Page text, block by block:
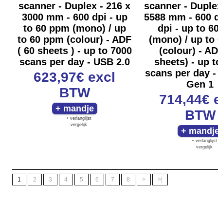
scanner - Duplex - 216 x
3000 mm - 600 dpi - up
to 60 ppm (mono) / up
to 60 ppm (colour) - ADF
( 60 sheets ) - up to 7000
scans per day - USB 2.0
623,97€ excl
BTW
+ verlanglijst
vergelijk
scanner -
5588 mm - 600
dpi - up to
(mono) / up to
(colour) -
sheets) - up
scans per day -
Gen 1
714,44€
BTW
+ verlanglijst
vergelijk
1 2 3 4 5 6 7 8 > >|